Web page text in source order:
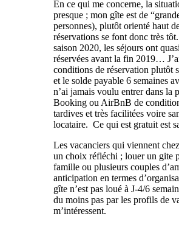
En ce qui me concerne, la
presque ; mon gîte est de
personnes), plutôt orienté haut
réservations se font donc très
saison 2020, les séjours ont
réservées avant la fin 2019…
conditions de réservation plutôt
et le solde payable 6 semaines
n’ai jamais voulu entrer dans la
Booking ou AirBnB de
tardives et très facilitées voire
locataire. Ce qui est gratuit est
Les vacanciers qui viennent
un choix réfléchi ; louer un gite
famille ou plusieurs couples
anticipation en termes
gîte n’est pas loué à J-4/6
du moins pas par les profils de
m’intéressent.